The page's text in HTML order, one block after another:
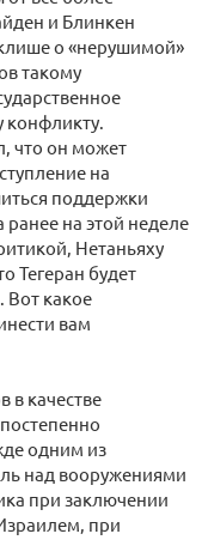
и Блинкен
о «нерушимой»
такому
конфликту.
что он может
на
поддержки
на этой неделе
Нетаньяху
Тегеран будет
Вот какое
вам
качестве
одним из
над вооружениями
при заключении
при